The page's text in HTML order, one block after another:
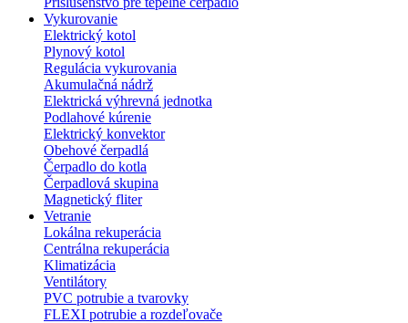
Vykurovanie
Elektrický kotol
Plynový kotol
Regulácia vykurovania
Akumulačná nádrž
Elektrická výhrevná jednotka
Podlahové kúrenie
Elektrický konvektor
Obehové čerpadlá
Čerpadlo do kotla
Čerpadlová skupina
Magnetický fliter
Vetranie
Lokálna rekuperácia
Centrálna rekuperácia
Klimatizácia
Ventilátory
PVC potrubie a tvarovky
FLEXI potrubie a rozdeľovače